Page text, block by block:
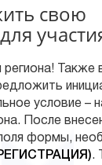
свою
Также
условие –
После
формы,
.